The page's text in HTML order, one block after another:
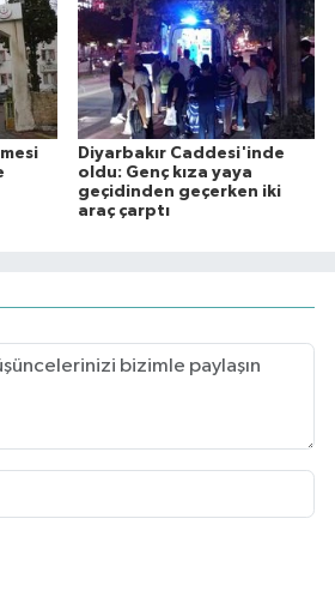
Diyarbakır Caddesi'inde
oldu: Genç kıza yaya
geçidinden geçerken iki
araç çarptı